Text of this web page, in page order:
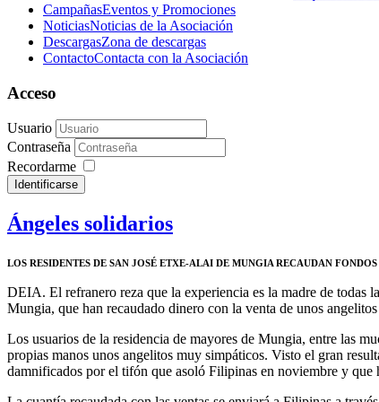
CampañasEventos y Promociones
NoticiasNoticias de la Asociación
DescargasZona de descargas
ContactoContacta con la Asociación
Acceso
Usuario
Contraseña
Recordarme
Identificarse
Ángeles solidarios
LOS RESIDENTES DE SAN JOSÉ ETXE-ALAI DE MUNGIA RECAUDAN
DEIA. El refranero reza que la experiencia es la madre de todas
Mungia, que han recaudado dinero con la venta de unos
Los usuarios de la residencia de mayores de Mungia, entre las
propias manos unos angelitos muy simpáticos. Visto el gran
damnificados por el tifón que asoló Filipinas en noviembre y que